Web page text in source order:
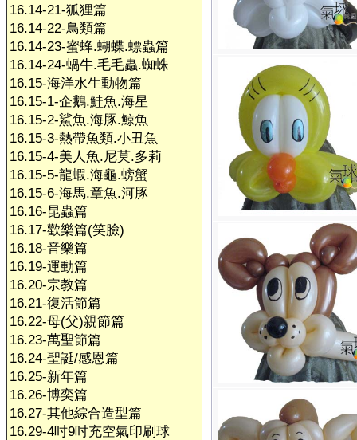
16.14-21-狐狸篇
16.14-22-鳥類篇
16.14-23-蜜蜂.蝴蝶.螵蟲篇
16.14-24-蝸牛.毛毛蟲.蜘蛛
16.15-海洋水生動物篇
16.15-1-企鵝.鮭魚.海星
16.15-2-鯊魚.海豚.鯨魚
16.15-3-熱帶魚類.小丑魚
16.15-4-美人魚.尼莫.多莉
16.15-5-龍蝦.海龜.螃蟹
16.15-6-海馬.章魚.河豚
16.16-昆蟲篇
16.17-歡樂篇(笑臉)
16.18-音樂篇
16.19-運動篇
16.20-宗教篇
16.21-復活節篇
16.22-母(父)親節篇
16.23-萬聖節篇
16.24-聖誕/感恩篇
16.25-新年篇
16.26-博奕篇
16.27-其他綜合造型篇
16.29-4吋9吋充空氣印刷球